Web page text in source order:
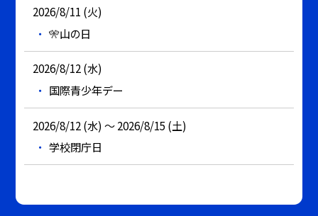
2026/8/11 (火)
🎌山の日
2026/8/12 (水)
国際青少年デー
2026/8/12 (水) ～ 2026/8/15 (土)
学校閉庁日